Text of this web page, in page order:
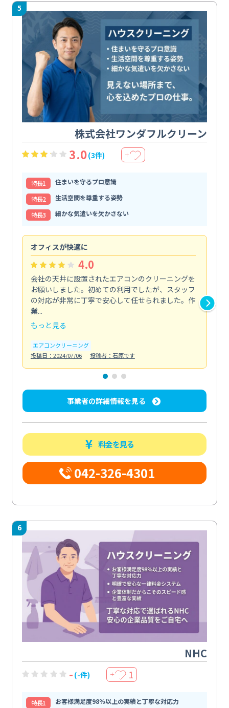
5
株式会社ワンダフルクリーン
3.0(3件) ＋
特⻑1
住まいを守るプロ意識
特⻑2
生活空間を尊重する姿勢
特⻑3
細かな気遣いを欠かさない
オフィスが快適に
4.0
会社の天井に設置されたエアコンのクリーニングを
お願いしました。初めての利用でしたが、スタッフ
の対応が非常に丁寧で安心して任せられました。作
業...
もっと見る
エアコンクリーニング
投稿日：2024/07/06
投稿者：石原です
事業者の詳細情報を見る
料金を見る
042-326-4301
6
NHC
- (-件) ＋ 1
特⻑1
お客様満足度98％以上の実績と丁寧な対応力